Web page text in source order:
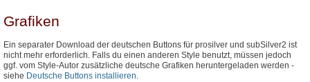
Grafiken
Ein separater Download der deutschen Buttons für prosilver und subSilver2 ist
nicht mehr erforderlich. Falls du einen anderen Style benutzt, müssen jedoch
ggf. vom Style-Autor zusätzliche deutsche Grafiken heruntergeladen werden -
siehe Deutsche Buttons installieren.